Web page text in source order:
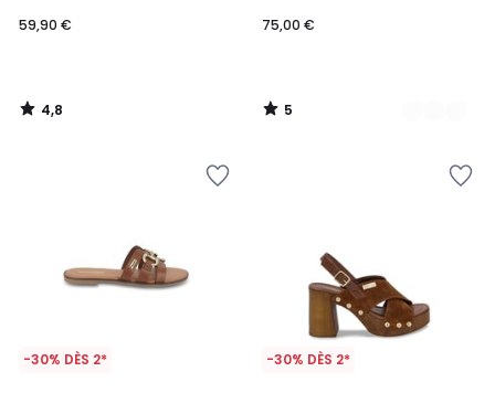
59,90 €
4,8
/
75,00 €
5
/
-30% DÈS 2* -30% DÈS 2*